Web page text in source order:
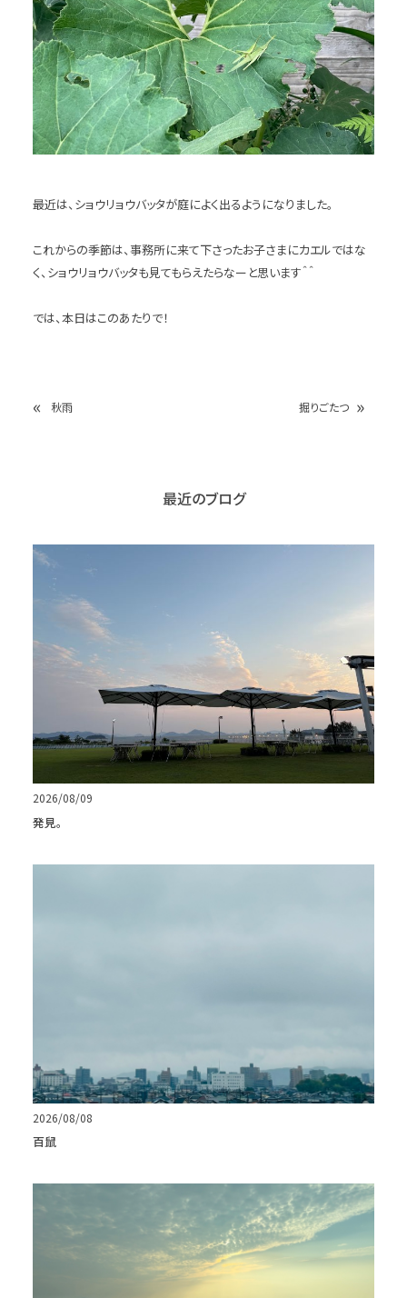
最近は、ショウリョウバッタが庭によく出るようになりました。
これからの季節は、事務所に来て下さったお子さまにカエルではな
く、ショウリョウバッタも見てもらえたらなーと思います＾＾
では、本日はこのあたりで！
« 秋雨 掘りごたつ »
最近のブログ
2026/08/09
発見。
2026/08/08
百鼠